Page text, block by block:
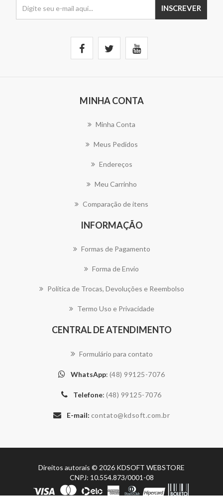
MINHA CONTA
Minha Conta
Meus Pedidos
Endereços
Meu Carrinho
Comparação de itens
INFORMAÇÃO
Formas de Pagamento
Forma de Envio
Política de Trocas, Devoluções e Reembolso
Termo Uso e Privacidade
CENTRAL DE ATENDIMENTO
Formulário para contato
WhatsApp: (48) 99125-7076
Telefone:(48) 99125-7076
E-mail:
Direitos autorais © 2026 KDSOFT WEBSTORE
CNPJ: 10.554.873/0001-08